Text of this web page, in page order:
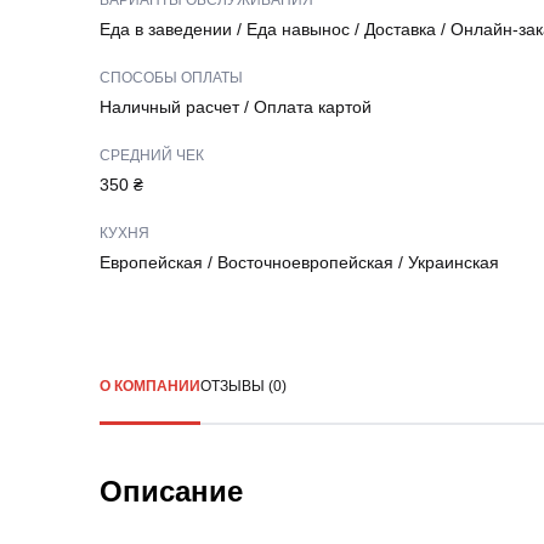
Еда в заведении / Еда навынос / Доставка / Онлайн-
СПОСОБЫ ОПЛАТЫ
Наличный расчет/ Оплата картой
СРЕДНИЙ ЧЕК
350 ₴
КУХНЯ
Европейская / Восточноевропейская / Украинская
О КОМПАНИИОТЗЫВЫ (0)
Описание